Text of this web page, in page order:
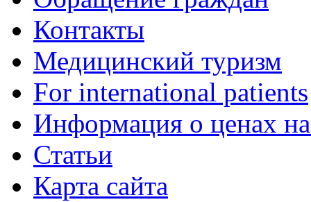
Контакты
Медицинский туризм
For international patients
Информация о ценах
Статьи
Карта сайта